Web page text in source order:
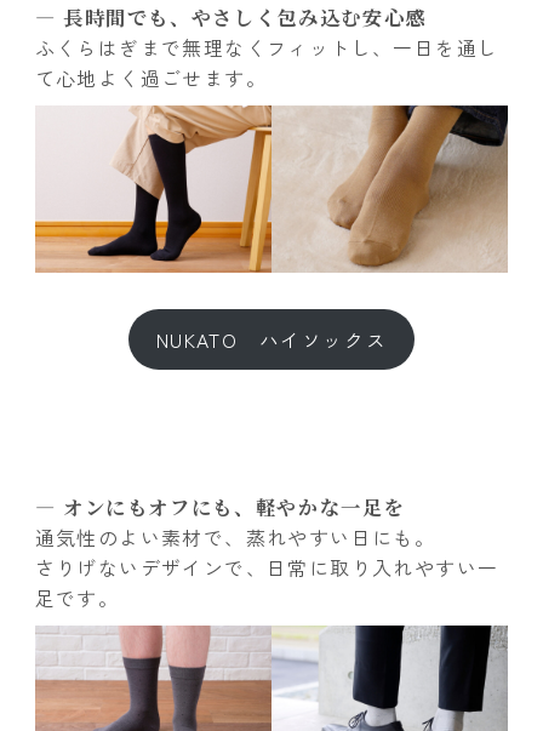
― 長時間でも、やさしく包み込む安心感
ふくらはぎまで無理なくフィットし、一日を通し
て心地よく過ごせます。
NUKATO ハイソックス
― オンにもオフにも、軽やかな一足を
通気性のよい素材で、蒸れやすい日にも。
さりげないデザインで、日常に取り入れやすい一
足です。